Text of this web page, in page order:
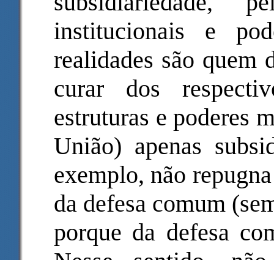
institucionais e
realidades são quem
curar dos
estruturas e poderes
União) apenas
exemplo, não
da defesa comum
porque da defesa